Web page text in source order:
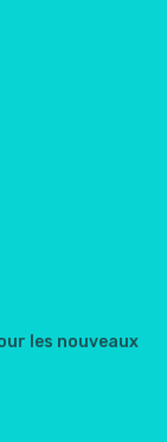
les nouveaux